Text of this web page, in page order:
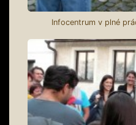
Infocentrum v plné